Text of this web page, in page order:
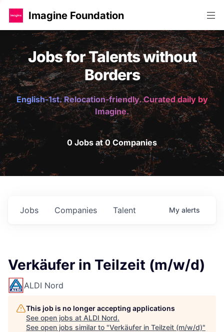
Imagine Foundation
Jobs for Talents without
Borders
English-1st. Relocation-friendly. Curated daily by
Imagine.
0 Jobs at 0 Companies
Jobs Companies Talent My alerts
Verkäufer in Teilzeit (m/w/d)
ALDI Nord
This job is no longer accepting applications
See open jobs at ALDI Nord.
See open jobs similar to "Verkäufer in Teilzeit (m/w/d)"